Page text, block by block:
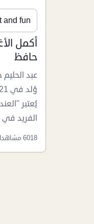
and fun
أكمل
حافظ
عبد
يُعتبر
الفريد في
6018 مشاهدات